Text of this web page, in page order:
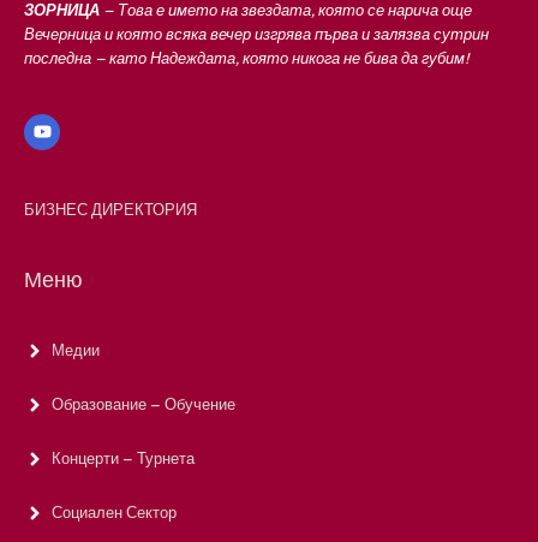
ЗОРНИЦА – Това е името на звездата, която се нарича още
Вечерница и която всяка вечер изгрява първа и залязва сутрин
последна – като Надеждата, която никога не бива да губим!
БИЗНЕС ДИРЕКТОРИЯ
Меню
Медии
Образование – Обучение
Концерти – Турнета
Социален Сектор